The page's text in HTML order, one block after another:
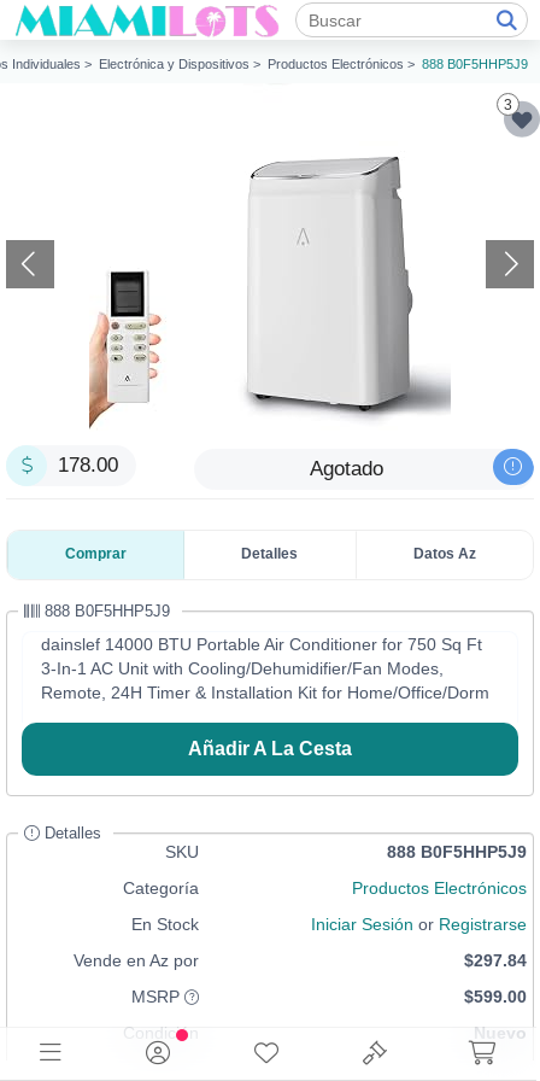
Individuales > Electrónica y Dispositivos > Productos Electrónicos > 888 B0F5HHP5J9
3
178.00 Agotado
Comprar Detalles Datos Az
888 B0F5HHP5J9
dainslef 14000 BTU Portable Air Conditioner for 750 Sq Ft
3-In-1 AC Unit with Cooling/Dehumidifier/Fan Modes,
Remote, 24H Timer & Installation Kit for Home/Office/Dorm
Añadir A La Cesta
Detalles
SKU
888 B0F5HHP5J9
Categoría
Productos Electrónicos
En Stock
Iniciar Sesión or Registrarse
Vende en Az por
$297.84
MSRP
$599.00
Condición
Nuevo
UPC